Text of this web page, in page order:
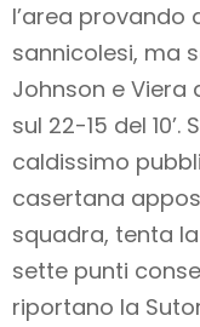
l’area provando
sannicolesi, ma
Johnson e Viera
sul 22-15 del
caldissimo
casertana
squadra, tenta
sette punti
riportano la